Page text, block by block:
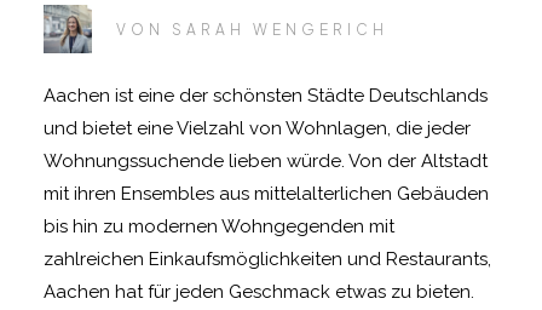
VON SARAH WENGERICH
Aachen ist eine der schönsten Städte Deutschlands
und bietet eine Vielzahl von Wohnlagen, die jeder
Wohnungssuchende lieben würde. Von der Altstadt
mit ihren Ensembles aus mittelalterlichen Gebäuden
bis hin zu modernen Wohngegenden mit
zahlreichen Einkaufsmöglichkeiten und Restaurants,
Aachen hat für jeden Geschmack etwas zu bieten.